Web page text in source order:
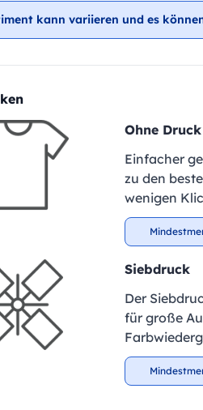
kann variieren und es
Ohne Druck
Einfacher
zu den
wenigen
Siebdruck
Der
für große